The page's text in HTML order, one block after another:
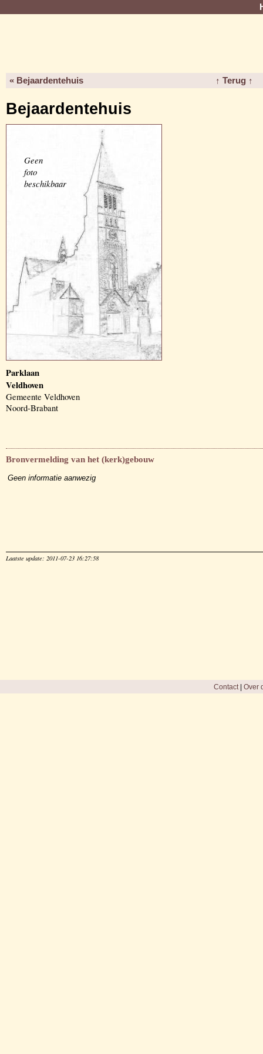
« Bejaardentehuis ↑ Terug ↑
Bejaardentehuis
Geen
foto
beschikbaar
Parklaan
Veldhoven
Gemeente Veldhoven
Noord-Brabant
Bronvermelding van het (kerk)gebouw
Geen informatie aanwezig
Laatste update: 2011-07-23 16:27:58
Contact| Over